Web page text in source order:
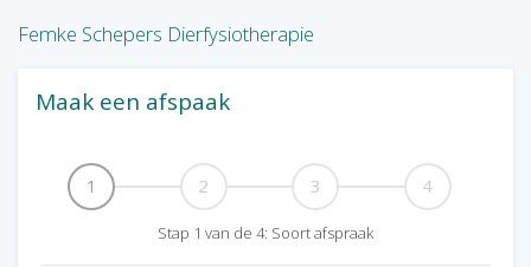
Femke Schepers Dierfysiotherapie
Maak een afspaak
1 2 3 4
Stap 1 van de 4: Soort afspraak